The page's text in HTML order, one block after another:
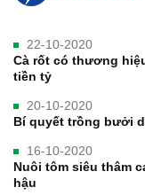
22-10-2020
Cà rốt có thương
tiền tỷ
20-10-2020
Bí quyết trồng bưởi
16-10-2020
Nuôi tôm siêu thâm
hậu